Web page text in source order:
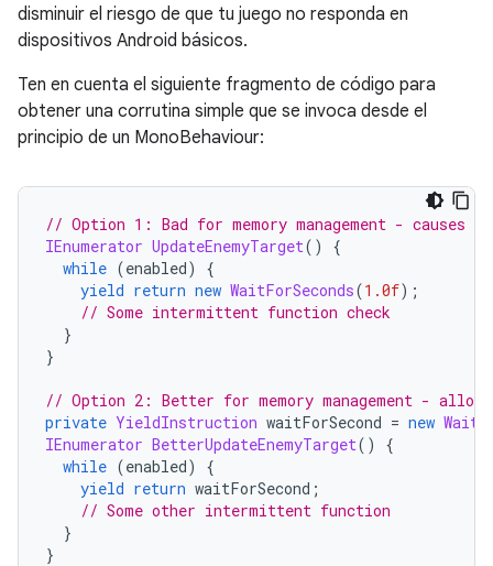
disminuir el riesgo de que tu juego no responda en
dispositivos Android básicos.
Ten en cuenta el siguiente fragmento de código para
obtener una corrutina simple que se invoca desde el
principio de un MonoBehaviour:
// Option 1: Bad for memory management - causes
IEnumerator UpdateEnemyTarget()
{
while (enabled)
{
yield return new WaitForSeconds(1.0f);
// Some intermittent function check
}
}
// Option 2: Better for memory management -
private YieldInstruction waitForSecond = new
IEnumerator BetterUpdateEnemyTarget()
{
while (enabled)
{
yield return waitForSecond ;
// Some other intermittent function
}
}